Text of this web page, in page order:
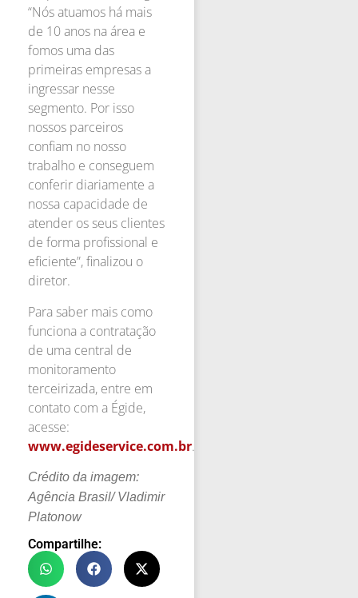
“Nós atuamos há mais
de 10 anos na área e
fomos uma das
primeiras empresas a
ingressar nesse
segmento. Por isso
nossos parceiros
confiam no nosso
trabalho e conseguem
conferir diariamente a
nossa capacidade de
atender os seus clientes
de forma profissional e
eficiente”, finalizou o
diretor.
Para saber mais como
funciona a contratação
de uma central de
monitoramento
terceirizada, entre em
contato com a Égide,
acesse:
www.egideservice.com.br.
Crédito da imagem:
Agência Brasil/ Vladimir
Platonow
Compartilhe: